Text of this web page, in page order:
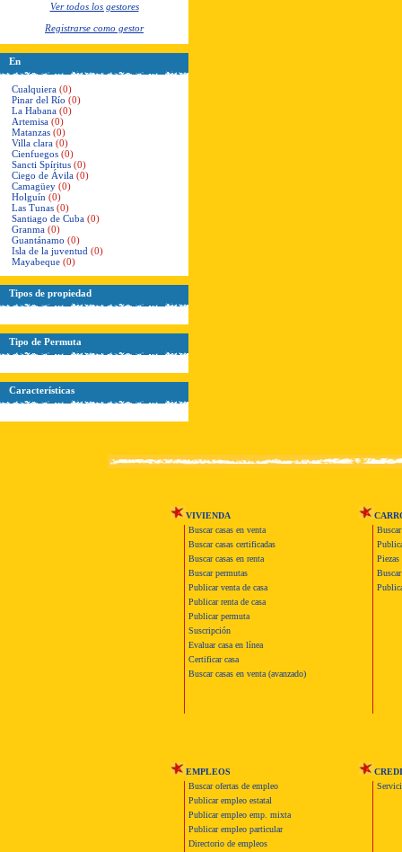
Ver todos los gestores
Registrarse como gestor
En
Cualquiera (0)
Pinar del Río (0)
La Habana (0)
Artemisa (0)
Matanzas (0)
Villa clara (0)
Cienfuegos (0)
Sancti Spíritus (0)
Ciego de Ávila (0)
Camagüey (0)
Holguín (0)
Las Tunas (0)
Santiago de Cuba (0)
Granma (0)
Guantánamo (0)
Isla de la juventud (0)
Mayabeque (0)
Tipos de propiedad
Tipo de Permuta
Características
VIVIENDA
Buscar casas en venta
Buscar casas certificadas
Buscar casas en renta
Buscar permutas
Publicar venta de casa
Publicar renta de casa
Publicar permuta
Suscripción
Evaluar casa en línea
Certificar casa
Buscar casas en venta (avanzado)
Piezas
EMPLEOS
Buscar ofertas de empleo
Publicar empleo estatal
Publicar empleo emp. mixta
Publicar empleo particular
Directorio de empleos